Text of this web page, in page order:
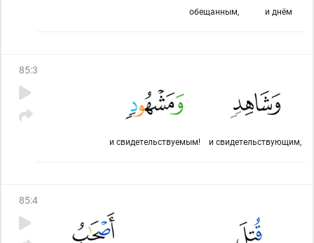
и днём
обещанным,
85:3
и свидетельствующим,
и свидетельствуемым!
85:4